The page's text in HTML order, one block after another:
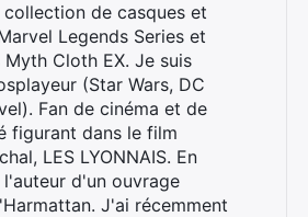
collection de casques et
Legends Series et
Cloth EX. Je suis
(Star Wars, DC
Fan de cinéma et de
figurant dans le film
LES LYONNAIS. En
d'un ouvrage
J'ai récemment